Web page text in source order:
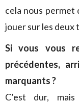
cela nous permet
jouer sur les deux
Si vous vous
précédentes,
marquants ?
C’est dur,